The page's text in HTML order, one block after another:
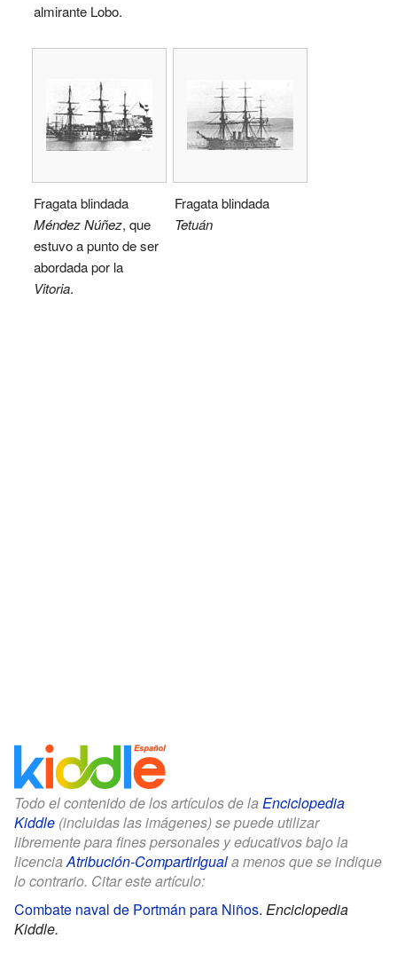
almirante Lobo.
Fragata blindada
Méndez Núñez, que
estuvo a punto de ser
abordada por la
Vitoria.
Fragata blindada
Tetuán
Todo el contenido de los artículos de la Enciclopedia
Kiddle (incluidas las imágenes) se puede utilizar
libremente para fines personales y educativos bajo la
licenciaAtribución-CompartirIguala menos que se indique
lo contrario. Citar este artículo:
Combate naval de Portmán para Niños. Enciclopedia
Kiddle.